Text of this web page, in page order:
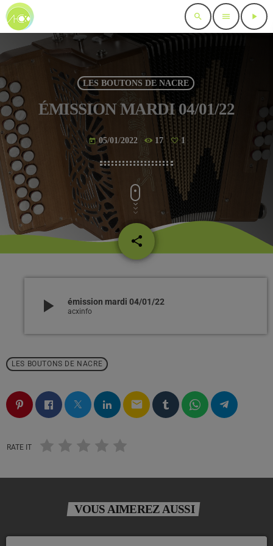
search menu play_arrow
LES BOUTONS DE NACRE
ÉMISSION MARDI 04/01/22
today 05/01/2022 17 1
share
email
play_arrow émission mardi 04/01/22
acxinfo
LES BOUTONS DE NACRE
email
RATE IT
VOUS AIMEREZ AUSSI